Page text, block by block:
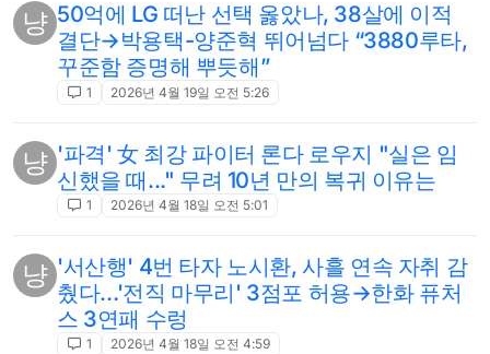
냥 50억에 LG 떠난 선택 옳았나, 38살에 이적
결단→박용택-양준혁 뛰어넘다 “3880루타,
꾸준함 증명해 뿌듯해”
1 2026년 4월 19일 오전 5:26
냥 '파격' 女 최강 파이터 론다 로우지 "실은 임
신했을 때..." 무려 10년 만의 복귀 이유는
1 2026년 4월 18일 오전 5:01
냥 '서산행' 4번 타자 노시환, 사흘 연속 자취 감
췄다…'전직 마무리' 3점포 허용→한화 퓨처
스 3연패 수렁
1 2026년 4월 18일 오전 4:59